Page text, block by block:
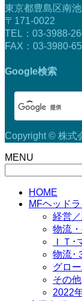
東京都豊島区南
〒171-0022
TEL：03-3988-
FAX：03-3980-
Google検索
Copyright © 株式
MENU
HOME
MFヘッド
経営
物流
ＩＴ･
物流･
グロ
その他
2022